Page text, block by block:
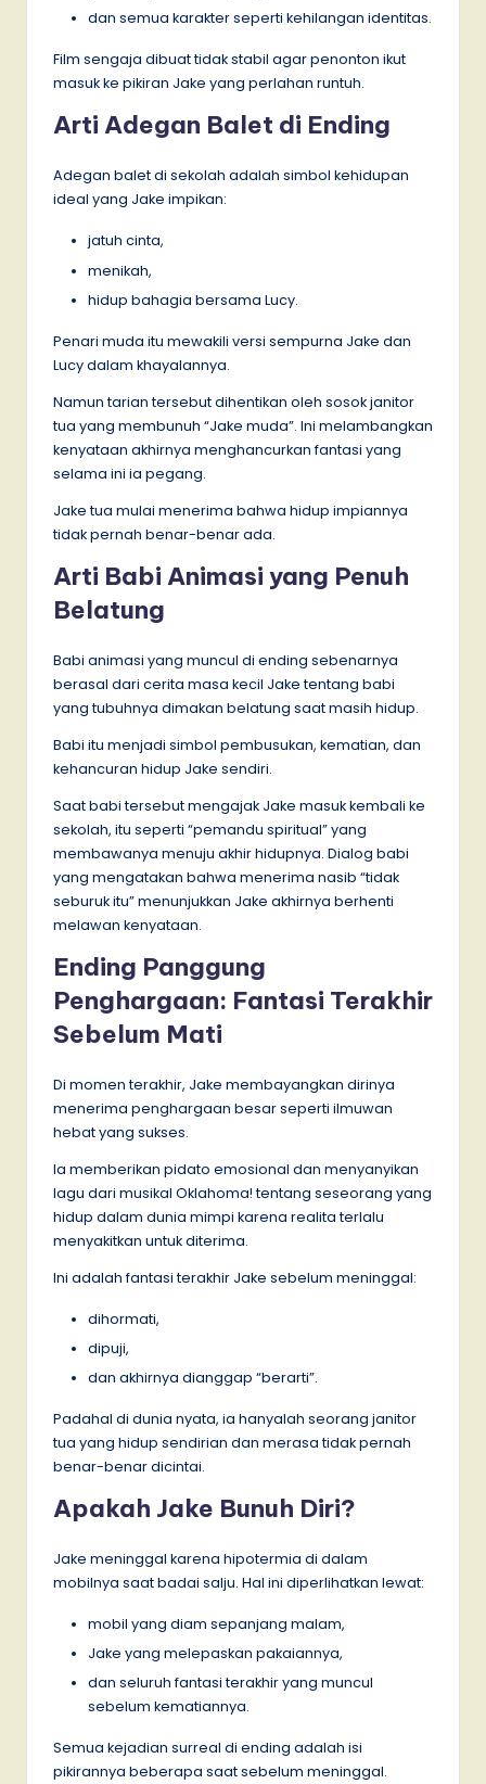
dan semua karakter seperti kehilangan identitas.
Film sengaja dibuat tidak stabil agar penonton ikut
masuk ke pikiran Jake yang perlahan runtuh.
Arti Adegan Balet di Ending
Adegan balet di sekolah adalah simbol kehidupan
ideal yang Jake impikan:
jatuh cinta,
menikah,
hidup bahagia bersama Lucy.
Penari muda itu mewakili versi sempurna Jake dan
Lucy dalam khayalannya.
Namun tarian tersebut dihentikan oleh sosok janitor
tua yang membunuh “Jake muda”. Ini melambangkan
kenyataan akhirnya menghancurkan fantasi yang
selama ini ia pegang.
Jake tua mulai menerima bahwa hidup impiannya
tidak pernah benar-benar ada.
Arti Babi Animasi yang Penuh
Belatung
Babi animasi yang muncul di ending sebenarnya
berasal dari cerita masa kecil Jake tentang babi
yang tubuhnya dimakan belatung saat masih hidup.
Babi itu menjadi simbol pembusukan, kematian, dan
kehancuran hidup Jake sendiri.
Saat babi tersebut mengajak Jake masuk kembali ke
sekolah, itu seperti “pemandu spiritual” yang
membawanya menuju akhir hidupnya. Dialog babi
yang mengatakan bahwa menerima nasib “tidak
seburuk itu” menunjukkan Jake akhirnya berhenti
melawan kenyataan.
Ending Panggung
Penghargaan: Fantasi Terakhir
Sebelum Mati
Di momen terakhir, Jake membayangkan dirinya
menerima penghargaan besar seperti ilmuwan
hebat yang sukses.
Ia memberikan pidato emosional dan menyanyikan
lagu dari musikal Oklahoma! tentang seseorang yang
hidup dalam dunia mimpi karena realita terlalu
menyakitkan untuk diterima.
Ini adalah fantasi terakhir Jake sebelum meninggal:
dihormati,
dipuji,
dan akhirnya dianggap “berarti”.
Padahal di dunia nyata, ia hanyalah seorang janitor
tua yang hidup sendirian dan merasa tidak pernah
benar-benar dicintai.
Apakah Jake Bunuh Diri?
Jake meninggal karena hipotermia di dalam
mobilnya saat badai salju. Hal ini diperlihatkan lewat:
mobil yang diam sepanjang malam,
Jake yang melepaskan pakaiannya,
dan seluruh fantasi terakhir yang muncul
sebelum kematiannya.
Semua kejadian surreal di ending adalah isi
pikirannya beberapa saat sebelum meninggal.